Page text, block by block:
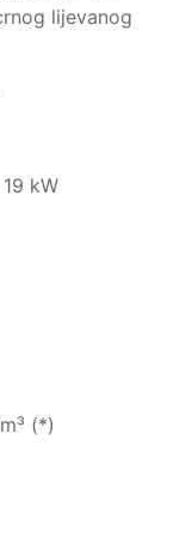
lijevanog
kW
(*)